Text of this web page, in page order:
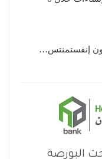
إنفستمنتس…
البورصة